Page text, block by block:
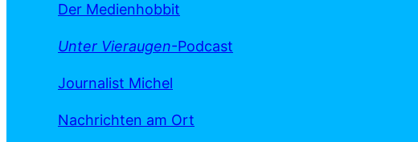
Der Medienhobbit
Unter Vieraugen-Podcast
Journalist Michel
Nachrichten am Ort